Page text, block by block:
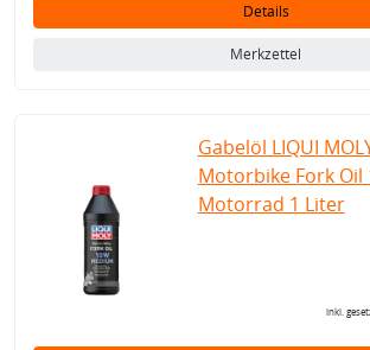
Details
Merkzettel
Gabelöl LIQUI
Motorbike Fork Oil
Motorrad 1 Liter
inkl.